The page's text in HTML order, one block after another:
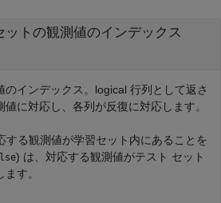
トの観測値のインデックス
のインデックス。logical 行列として返さ
に対応し、各列が反復に対応します。
する観測値が学習セット内にあることを
) は、対応する観測値がテスト セット
す。